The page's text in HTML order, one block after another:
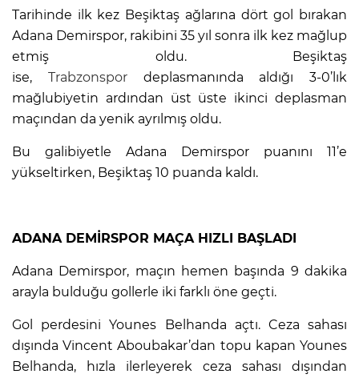
Tarihinde ilk kez Beşiktaş ağlarına dört gol bırakan
Adana Demirspor, rakibini 35 yıl sonra ilk kez mağlup
etmiş oldu. Beşiktaş
ise, Trabzonspordeplasmanında aldığı 3-0’lık
mağlubiyetin ardından üst üste ikinci deplasman
maçından da yenik ayrılmış oldu.
Bu galibiyetle Adana Demirspor puanını 11’e
yükseltirken, Beşiktaş 10 puanda kaldı.
ADANA DEMİRSPOR MAÇA HIZLI BAŞLADI
Adana Demirspor, maçın hemen başında 9 dakika
arayla bulduğu gollerle iki farklı öne geçti.
Gol perdesini Younes Belhanda açtı. Ceza sahası
dışında Vincent Aboubakar’dan topu kapan Younes
Belhanda, hızla ilerleyerek ceza sahası dışından